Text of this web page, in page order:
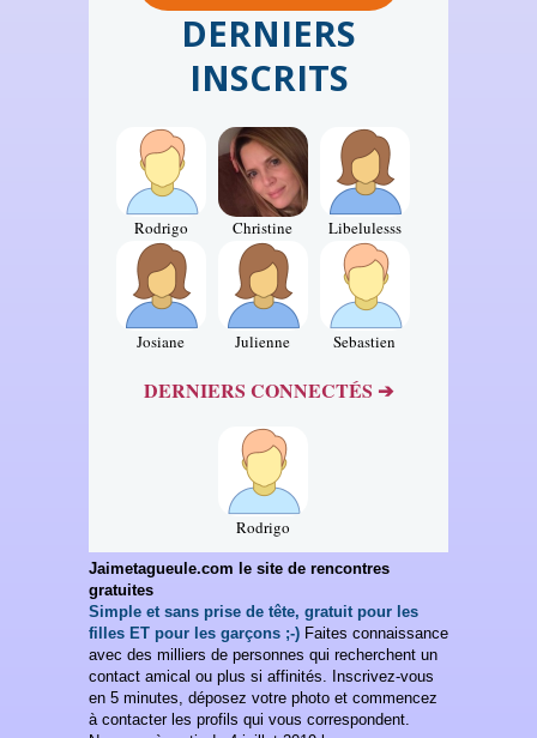
DERNIERS
INSCRITS
Rodrigo Christine Libelulesss
Josiane Julienne Sebastien
DERNIERS CONNECTÉS ➔
Rodrigo
Jaimetagueule.com le site de rencontres
gratuites
Simple et sans prise de tête, gratuit pour les
filles ET pour les garçons ;-) Faites connaissance
avec des milliers de personnes qui recherchent un
contact amical ou plus si affinités. Inscrivez-vous
en 5 minutes, déposez votre photo et commencez
à contacter les profils qui vous correspondent.